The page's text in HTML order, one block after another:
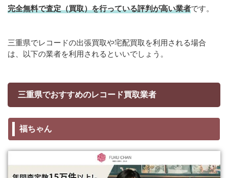
完全無料で査定（買取）を行っている評判が高い業者です。
三重県でレコードの出張買取や宅配買取を利用される場合
は、以下の業者を利用されるといいでしょう。
三重県でおすすめのレコード買取業者
福ちゃん